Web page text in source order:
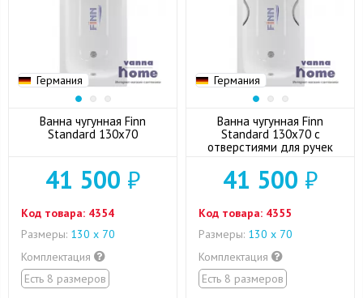
Германия
Ванна чугунная Finn
Standard 130x70
41 500 ₽
Код товара: 4354
Размеры: 130 х 70
Комплектация
Есть 8 размеров
Германия
Ванна чугунная Finn
Standard 130x70 с
отверстиями для ручек
41 500 ₽
Код товара: 4355
Размеры: 130 х 70
Комплектация
Есть 8 размеров